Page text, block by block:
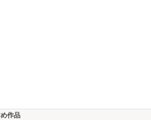
作品